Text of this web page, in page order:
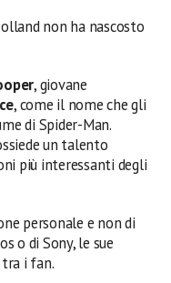
non ha nascosto
, giovane
, come il nome che gli
di Spider-Man.
un talento
più interessanti degli
personale e non di
o di Sony, le sue
i fan.